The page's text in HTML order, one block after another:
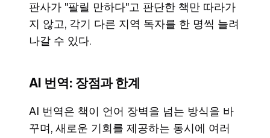
판사가 "팔릴 만하다"고 판단한 책만 따라가
지 않고, 각기 다른 지역 독자를 한 명씩 늘려
나갈 수 있다.
AI 번역: 장점과 한계
AI 번역은 책이 언어 장벽을 넘는 방식을 바
꾸며, 새로운 기회를 제공하는 동시에 여러